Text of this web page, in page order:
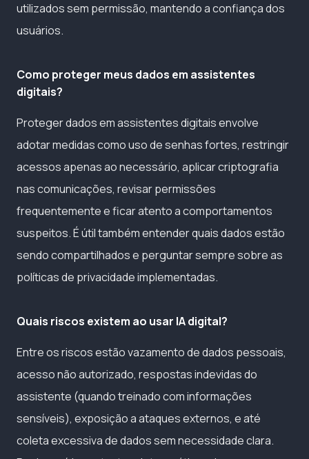
utilizados sem permissão, mantendo a confiança dos
usuários.
Como proteger meus dados em assistentes
digitais?
Proteger dados em assistentes digitais envolve
adotar medidas como uso de senhas fortes, restringir
acessos apenas ao necessário, aplicar criptografia
nas comunicações, revisar permissões
frequentemente e ficar atento a comportamentos
suspeitos. É útil também entender quais dados estão
sendo compartilhados e perguntar sempre sobre as
políticas de privacidade implementadas.
Quais riscos existem ao usar IA digital?
Entre os riscos estão vazamento de dados pessoais,
acesso não autorizado, respostas indevidas do
assistente (quando treinado com informações
sensíveis), exposição a ataques externos, e até
coleta excessiva de dados sem necessidade clara.